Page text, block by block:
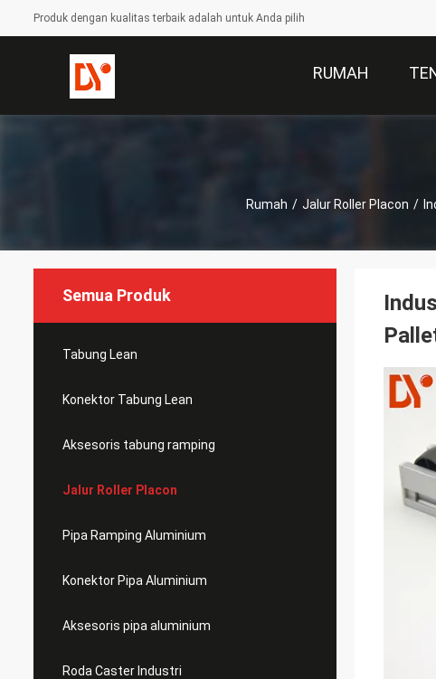
Produk dengan kualitas terbaik adalah untuk Anda pilih
RUMAH
Rumah / Jalur Roller Placon /
Semua Produk
Tabung Lean
Konektor Tabung Lean
Aksesoris tabung ramping
Jalur Roller Placon
Pipa Ramping Aluminium
Konektor Pipa Aluminium
Aksesoris pipa aluminium
Roda Caster Industri